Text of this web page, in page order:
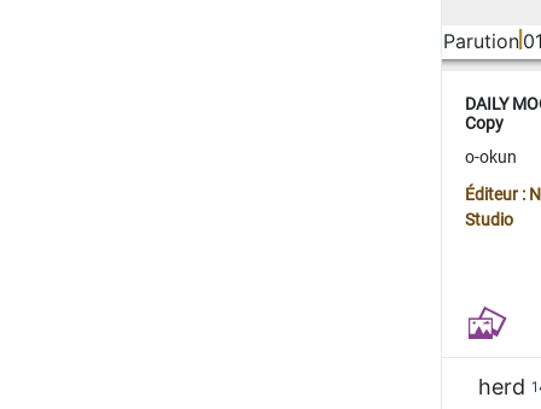
Parution
DAILY
Copy
o-okun
Éditeur :
Studio
herd